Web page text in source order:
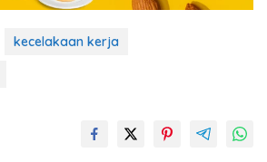
kecelakaan kerja